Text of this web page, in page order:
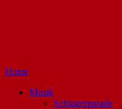
Home
Musik
Schlagerparade